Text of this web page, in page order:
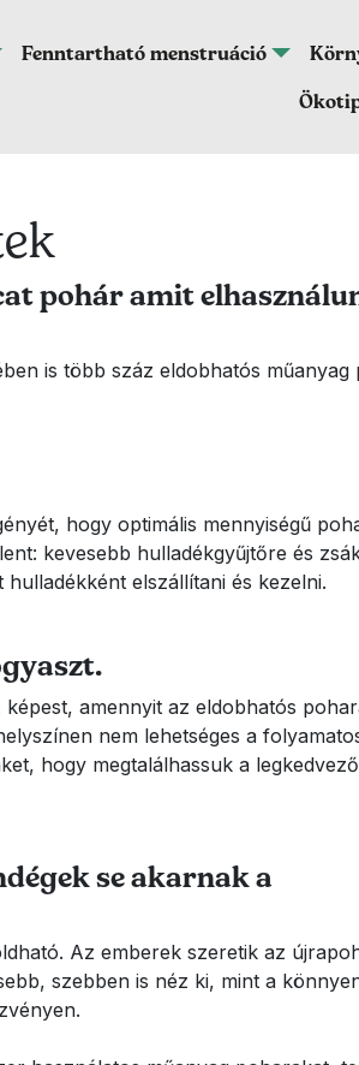
Fenntartható menstruáció
pohár amit
is több száz eldobhatós műanyag
hogy optimális mennyiségű
kevesebb hulladékgyűjtőre és
elszállítani és kezelni.
amennyit az eldobhatós
nem lehetséges a
hogy megtalálhassuk a
se akarnak a
Az emberek szeretik az
szebben is néz ki, mint a